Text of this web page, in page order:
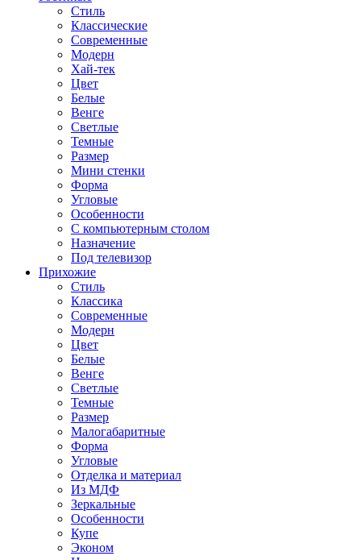
Стиль
Классические
Современные
Модерн
Хай-тек
Цвет
Белые
Венге
Светлые
Темные
Размер
Мини стенки
Форма
Угловые
Особенности
С компьютерным столом
Назначение
Под телевизор
Прихожие
Стиль
Классика
Современные
Модерн
Цвет
Белые
Венге
Светлые
Темные
Размер
Малогабаритные
Форма
Угловые
Отделка и материал
Из МДФ
Зеркальные
Особенности
Купе
Эконом